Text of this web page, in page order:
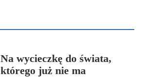
Na wycieczkę do świata,
którego już nie ma